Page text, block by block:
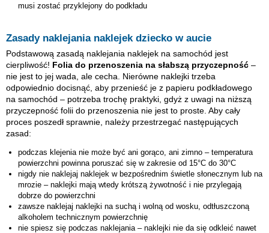
musi zostać przyklejony do podkładu
Zasady naklejania naklejek dziecko w aucie
Podstawową zasadą naklejania naklejek na samochód jest
cierpliwość! Folia do przenoszenia na słabszą przyczepność –
nie jest to jej wada, ale cecha. Nierówne naklejki trzeba
odpowiednio docisnąć, aby przenieść je z papieru podkładowego
na samochód – potrzeba trochę praktyki, gdyż z uwagi na niższą
przyczepność folii do przenoszenia nie jest to proste. Aby cały
proces poszedł sprawnie, należy przestrzegać następujących
zasad:
podczas klejenia nie może być ani gorąco, ani zimno – temperatura
powierzchni powinna poruszać się w zakresie od 15°C do 30°C
nigdy nie naklejaj naklejek w bezpośrednim świetle słonecznym lub na
mrozie – naklejki mają wtedy krótszą żywotność i nie przylegają
dobrze do powierzchni
zawsze naklejaj naklejki na suchą i wolną od wosku, odtłuszczoną
alkoholem technicznym powierzchnię
nie spiesz się podczas naklejania – naklejki nie da się odkleić nawet